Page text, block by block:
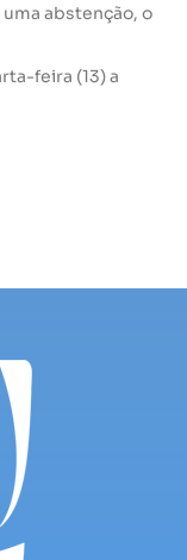
abstenção, o
feira (13) a